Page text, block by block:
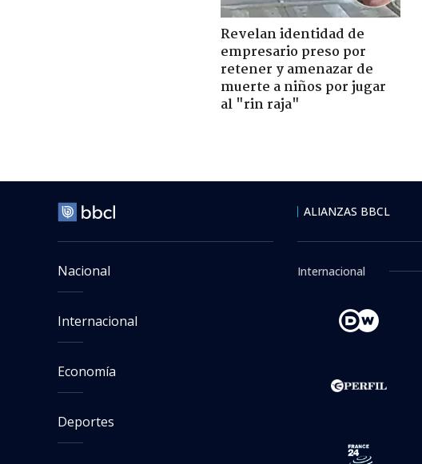
Revelan identidad de
empresario preso por
retener y amenazar de
muerte a niños por jugar
al "rin raja"
Nacional
Internacional
Economía
Deportes
ALIANZAS BBCL
Internacional